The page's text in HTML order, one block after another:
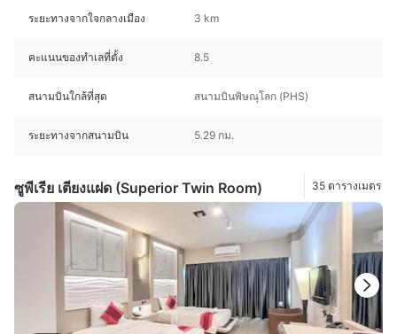
ระยะทางจากใจกลางเมือง 3 km
คะแนนของทำเลที่ตั้ง 8.5
สนามบินใกล้ที่สุด สนามบินพิษณุโลก (PHS)
ระยะทางจากสนามบิน 5.29 กม.
ซูพีเรีย เตียงแฝด (Superior Twin Room) 35 ตารางเมตร